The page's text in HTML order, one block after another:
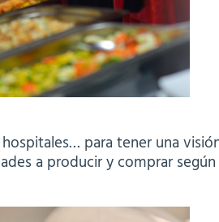
para tener una
a producir y comprar